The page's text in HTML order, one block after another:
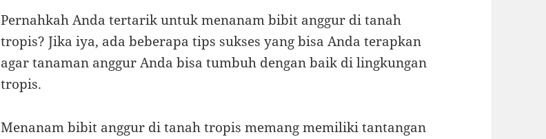
Pernahkah Anda tertarik untuk menanam bibit anggur di tanah
tropis? Jika iya, ada beberapa tips sukses yang bisa Anda terapkan
agar tanaman anggur Anda bisa tumbuh dengan baik di lingkungan
tropis.
Menanam bibit anggur di tanah tropis memang memiliki tantangan